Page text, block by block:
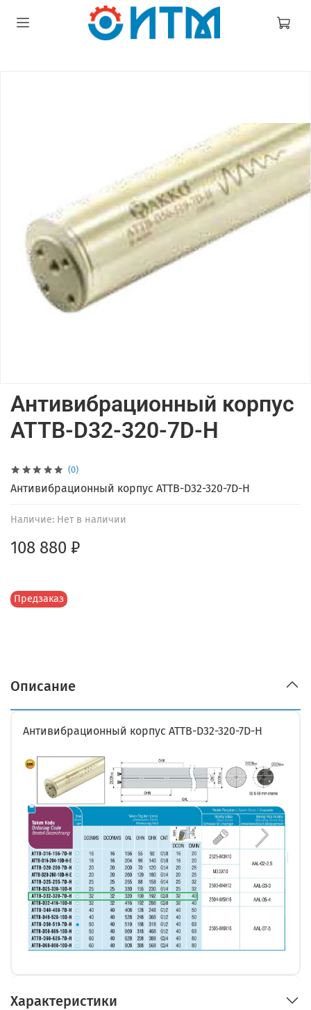
(0)
Наличие: Нет в наличии
Предзаказ
Антивибрационный корпус
ATTB-D32-320-7D-H
108 880 ₽
Антивибрационный корпус ATTB-D32-320-7D-H
Описание
Антивибрационный корпус ATTB-D32-320-7D-H
Характеристики